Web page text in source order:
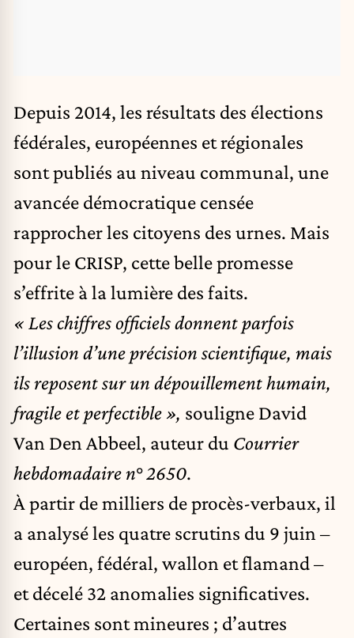
Depuis 2014, les résultats des élections
fédérales, européennes et régionales
sont publiés au niveau communal, une
avancée démocratique censée
rapprocher les citoyens des urnes. Mais
pour le CRISP, cette belle promesse
s’effrite à la lumière des faits.
« Les chiffres officiels donnent parfois
l’illusion d’une précision scientifique, mais
ils reposent sur un dépouillement humain,
fragile et perfectible », souligne David
Van Den Abbeel, auteur du Courrier
hebdomadaire n° 2650.
À partir de milliers de procès-verbaux, il
a analysé les quatre scrutins du 9 juin –
européen, fédéral, wallon et flamand –
et décelé 32 anomalies significatives.
Certaines sont mineures ; d’autres